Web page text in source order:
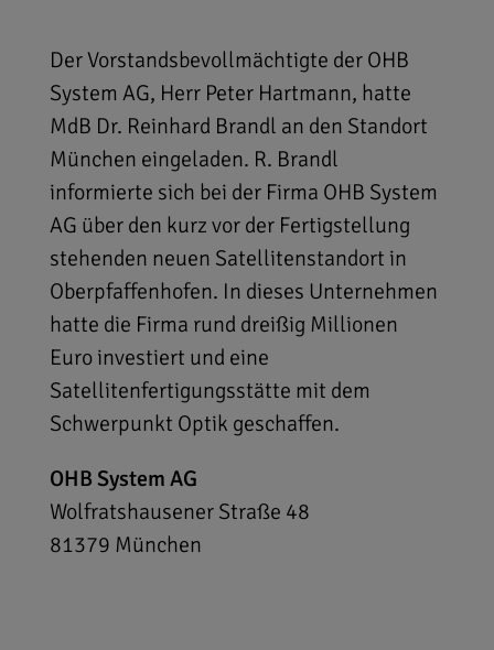
Der Vorstandsbevollmächtigte der OHB
System AG, Herr Peter Hartmann, hatte
MdB Dr. Reinhard Brandl an den Standort
München eingeladen. R. Brandl
informierte sich bei der Firma OHB System
AG über den kurz vor der Fertigstellung
stehenden neuen Satellitenstandort in
Oberpfaffenhofen. In dieses Unternehmen
hatte die Firma rund dreißig Millionen
Euro investiert und eine
Satellitenfertigungsstätte mit dem
Schwerpunkt Optik geschaffen.
OHB System AG
Wolfratshausener Straße 48
81379 München